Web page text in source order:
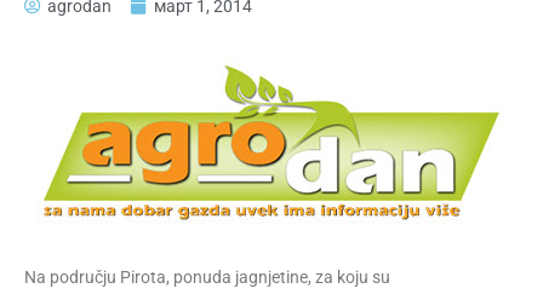
agrodan март 1, 2014
Na području Pirota, ponuda jagnjetine, za koju su